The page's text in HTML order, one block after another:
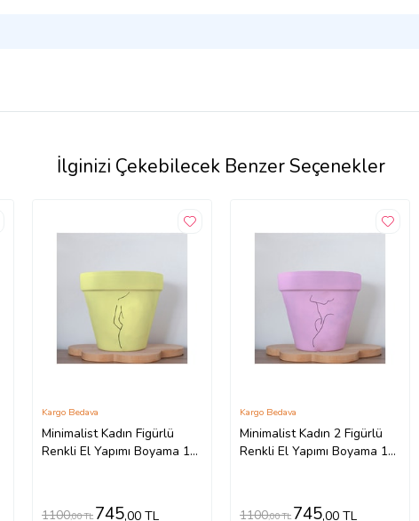
İlginizi Çekebilecek Benzer Seçenekler
Minimalist Kadın Figürlü
Renkli El Yapımı Boyama 13
Kargo Bedava
1100,00 TL 745,00 TL
Minimalist Kadın 2 Figürlü
Renkli El Yapımı Boyama 13
Kargo Bedava
1100,00 TL 745,00 TL